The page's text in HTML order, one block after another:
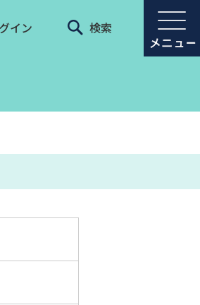
イン 検索